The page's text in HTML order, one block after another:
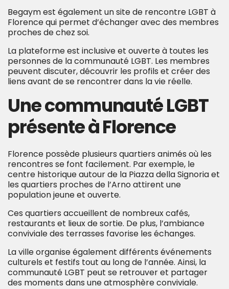
Begaym est également un site de rencontre LGBT à
Florence qui permet d’échanger avec des membres
proches de chez soi.
La plateforme est inclusive et ouverte à toutes les
personnes de la communauté LGBT. Les membres
peuvent discuter, découvrir les profils et créer des
liens avant de se rencontrer dans la vie réelle.
Une communauté LGBT
présente à Florence
Florence possède plusieurs quartiers animés où les
rencontres se font facilement. Par exemple, le
centre historique autour de la Piazza della Signoria et
les quartiers proches de l’Arno attirent une
population jeune et ouverte.
Ces quartiers accueillent de nombreux cafés,
restaurants et lieux de sortie. De plus, l’ambiance
conviviale des terrasses favorise les échanges.
La ville organise également différents événements
culturels et festifs tout au long de l’année. Ainsi, la
communauté LGBT peut se retrouver et partager
des moments dans une atmosphère conviviale.